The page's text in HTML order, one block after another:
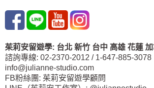
茱莉安留遊學: 台北 新竹 台中 高雄 花蓮
諮詢專線: 02-2370-2012 / 1-647-885-3078
info@julianne-studio.com
FB粉絲團: 茱莉安留遊學顧問